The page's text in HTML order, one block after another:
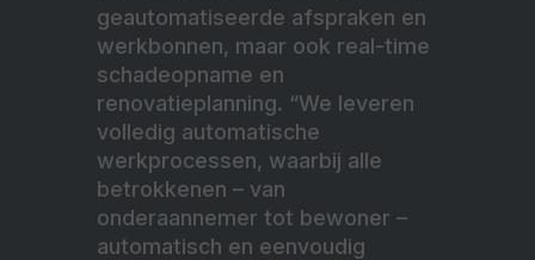
geautomatiseerde afspraken en
werkbonnen, maar ook real-time
schadeopname en
renovatieplanning. “We leveren
volledig automatische
werkprocessen, waarbij alle
betrokkenen – van
onderaannemer tot bewoner –
automatisch en eenvoudig